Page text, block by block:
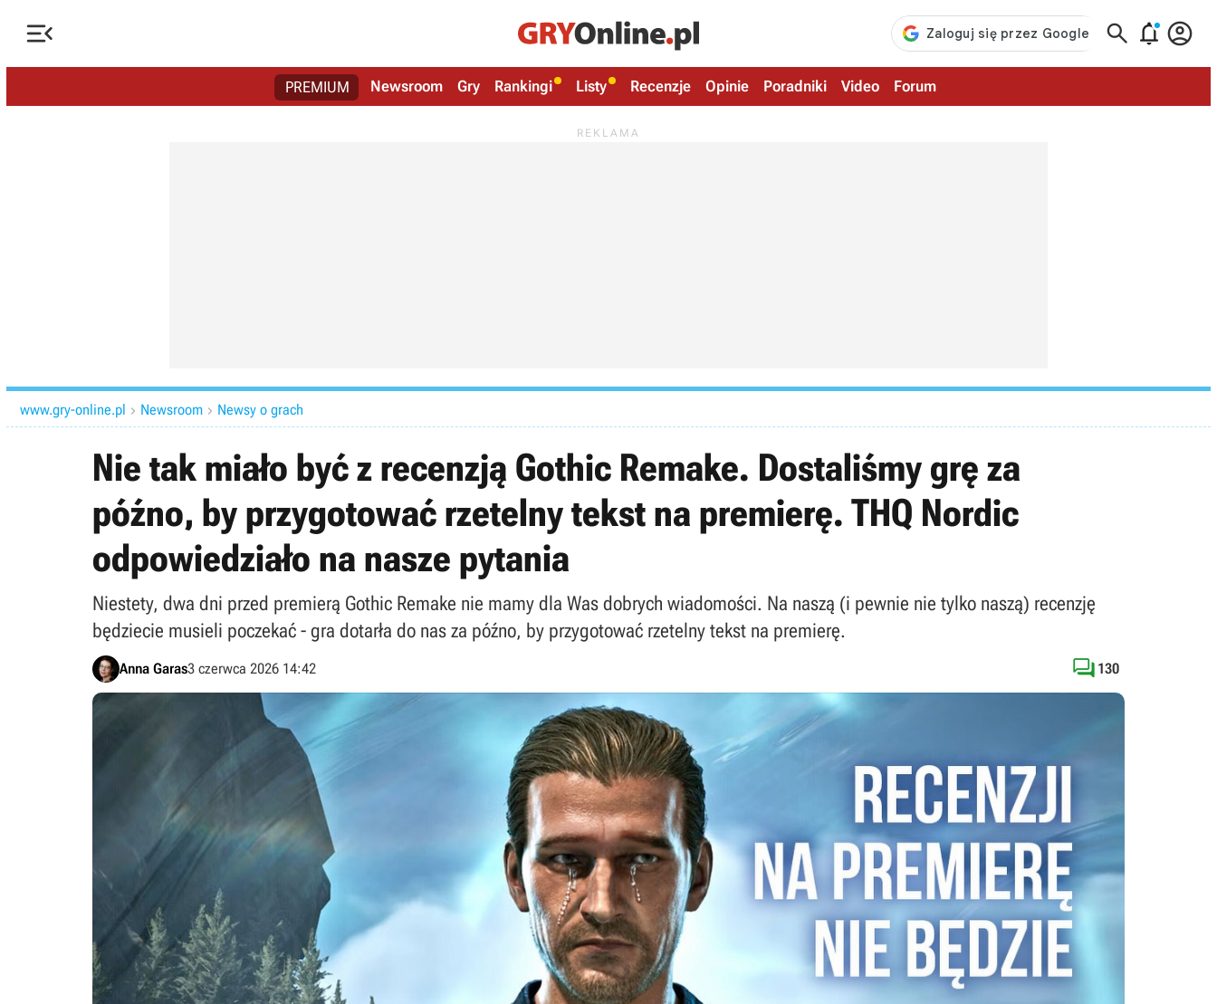
   
PREMIUM Newsroom Gry Rankingi Listy Recenzje Opinie Poradniki Video Forum
www.gry-online.pl  Newsroom  Newsy o grach
Nie tak miało być z recenzją Gothic Remake. Dostaliśmy grę za
późno, by przygotować rzetelny tekst na premierę. THQ Nordic
odpowiedziało na nasze pytania
Niestety, dwa dni przed premierą Gothic Remake nie mamy dla Was dobrych wiadomości. Na naszą (i pewnie nie tylko naszą) recenzję
będziecie musieli poczekać - gra dotarła do nas za późno, by przygotować rzetelny tekst na premierę.
Anna Garas3 czerwca 2026 14:42  130